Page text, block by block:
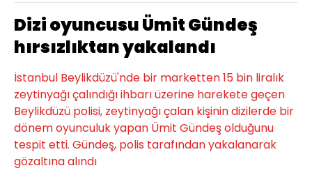
Dizi oyuncusu Ümit Gündeş
hırsızlıktan yakalandı
İstanbul Beylikdüzü'nde bir marketten 15 bin liralık
zeytinyağı çalındığı ihbarı üzerine harekete geçen
Beylikdüzü polisi, zeytinyağı çalan kişinin dizilerde bir
dönem oyunculuk yapan Ümit Gündeş olduğunu
tespit etti. Gündeş, polis tarafından yakalanarak
gözaltına alındı